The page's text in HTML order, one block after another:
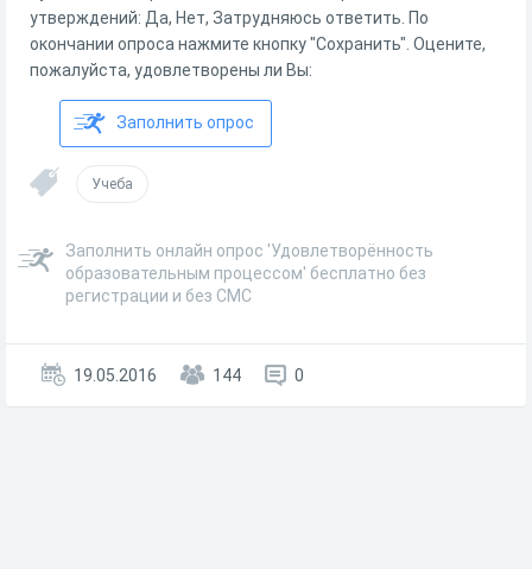
утверждений: Да, Нет, Затрудняюсь ответить. По
окончании опроса нажмите кнопку "Сохранить". Оцените,
пожалуйста, удовлетворены ли Вы:
Заполнить опрос
Учеба
Заполнить онлайн опрос 'Удовлетворённость
образовательным процессом' бесплатно без
регистрации и без СМС
19.05.2016 144 0